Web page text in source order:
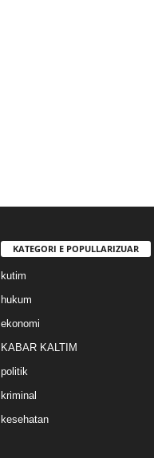
KATEGORI E POPULLARIZUAR
kutim
hukum
ekonomi
KABAR KALTIM
politik
kriminal
kesehatan